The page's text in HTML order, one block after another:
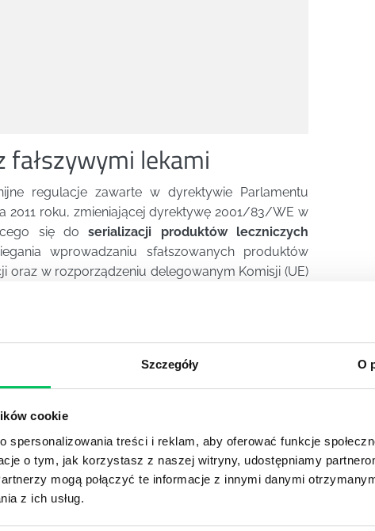
Szczegóły O
cookie
spersonalizowania treści i reklam, aby oferować funkcje
o tym, jak korzystasz z naszej witryny, udostępniamy
mogą połączyć te informacje z innymi danymi
z ich usług.
fałszywymi lekami
regulacje zawarte w dyrektywie Parlamentu
2011 roku, zmieniającej dyrektywę 2001/83/WE w
się doserializacji produktów leczniczych
wprowadzaniu sfałszowanych produktów
oraz w rozporządzeniu delegowanym Komisji (UE)
dyrektywę 2001/83/WE przez określenie
umieszczanych na opakowaniach produktów
dyrektywą fałszywkową i wprowadza dwojakie
otwarcia – element uniemożliwiający
danego
– informatycznego systemu, w którym zawarte
autentyczności produktów leczniczychoraz
leków we wszystkich krajach unijnych. W Polsce